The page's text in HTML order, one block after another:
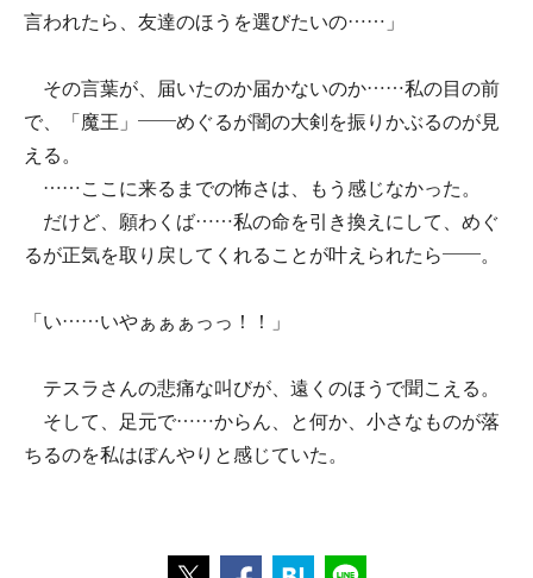
言われたら、友達のほうを選びたいの……」
その言葉が、届いたのか届かないのか……私の目の前
で、「魔王」――めぐるが闇の大剣を振りかぶるのが見
える。
……ここに来るまでの怖さは、もう感じなかった。
だけど、願わくば……私の命を引き換えにして、めぐ
るが正気を取り戻してくれることが叶えられたら――。
「い……いやぁぁぁっっ！！」
テスラさんの悲痛な叫びが、遠くのほうで聞こえる。
そして、足元で……からん、と何か、小さなものが落
ちるのを私はぼんやりと感じていた。